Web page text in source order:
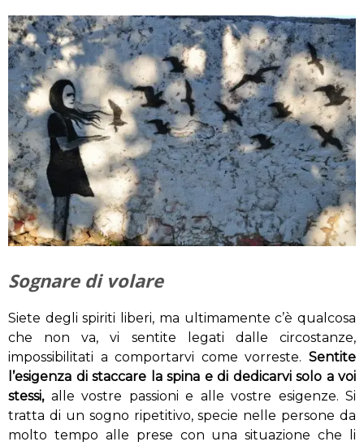
Sognare di volare
Siete degli spiriti liberi, ma ultimamente c’è qualcosa
che non va, vi sentite legati dalle circostanze,
impossibilitati a comportarvi come vorreste. Sentite
l’esigenza di staccare la spina e di dedicarvi solo a voi
stessi, alle vostre passioni e alle vostre esigenze. Si
tratta di un sogno ripetitivo, specie nelle persone da
molto tempo alle prese con una situazione che li